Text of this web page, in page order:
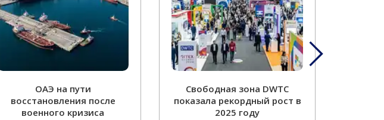
ОАЭ на пути
восстановления после
военного кризиса
Свободная зона DWTC
показала рекордный рост в
2025 году